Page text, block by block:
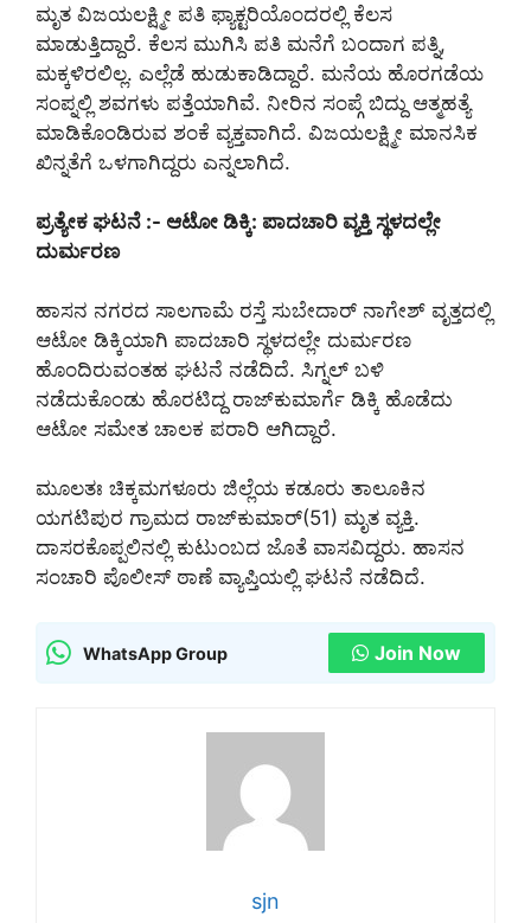
ಮೃತ ವಿಜಯಲಕ್ಷ್ಮೀ ಪತಿ ಫ್ಯಾಕ್ಟರಿಯೊಂದರಲ್ಲಿ ಕೆಲಸ
ಮಾಡುತ್ತಿದ್ದಾರೆ. ಕೆಲಸ ಮುಗಿಸಿ ಪತಿ ಮನೆಗೆ ಬಂದಾಗ ಪತ್ನಿ,
ಮಕ್ಕಳಿರಲಿಲ್ಲ. ಎಲ್ಲೆಡೆ ಹುಡುಕಾಡಿದ್ದಾರೆ. ಮನೆಯ ಹೊರಗಡೆಯ
ಸಂಪ್ನಲ್ಲಿ ಶವಗಳು ಪತ್ತೆಯಾಗಿವೆ. ನೀರಿನ ಸಂಪ್ಗೆ ಬಿದ್ದು ಆತ್ಮಹತ್ಯೆ
ಮಾಡಿಕೊಂಡಿರುವ ಶಂಕೆ ವ್ಯಕ್ತವಾಗಿದೆ. ವಿಜಯಲಕ್ಷ್ಮೀ ಮಾನಸಿಕ
ಖಿನ್ನತೆಗೆ ಒಳಗಾಗಿದ್ದರು ಎನ್ನಲಾಗಿದೆ.
ಪ್ರತ್ಯೇಕ ಘಟನೆ :- ಆಟೋ ಡಿಕ್ಕಿ: ಪಾದಚಾರಿ ವ್ಯಕ್ತಿ ಸ್ಥಳದಲ್ಲೇ
ದುರ್ಮರಣ
ಹಾಸನ ನಗರದ ಸಾಲಗಾಮೆ ರಸ್ತೆ ಸುಬೇದಾರ್ ನಾಗೇಶ್ ವೃತ್ತದಲ್ಲಿ
ಆಟೋ ಡಿಕ್ಕಿಯಾಗಿ ಪಾದಚಾರಿ ಸ್ಥಳದಲ್ಲೇ ದುರ್ಮರಣ
ಹೊಂದಿರುವಂತಹ ಘಟನೆ ನಡೆದಿದೆ. ಸಿಗ್ನಲ್ ಬಳಿ
ನಡೆದುಕೊಂಡು ಹೊರಟಿದ್ದ ರಾಜ್‌ಕುಮಾರ್ಗೆ ಡಿಕ್ಕಿ ಹೊಡೆದು
ಆಟೋ ಸಮೇತ ಚಾಲಕ ಪರಾರಿ ಆಗಿದ್ದಾರೆ.
ಮೂಲತಃ ಚಿಕ್ಕಮಗಳೂರು ಜಿಲ್ಲೆಯ ಕಡೂರು ತಾಲೂಕಿನ
ಯಗಟಿಪುರ ಗ್ರಾಮದ ರಾಜ್‌ಕುಮಾರ್(51) ಮೃತ ವ್ಯಕ್ತಿ.
ದಾಸರಕೊಪ್ಪಲಿನಲ್ಲಿ ಕುಟುಂಬದ ಜೊತೆ ವಾಸವಿದ್ದರು. ಹಾಸನ
ಸಂಚಾರಿ ಪೊಲೀಸ್ ಠಾಣೆ ವ್ಯಾಪ್ತಿಯಲ್ಲಿ ಘಟನೆ ನಡೆದಿದೆ.
WhatsApp Group Join Now
sjn